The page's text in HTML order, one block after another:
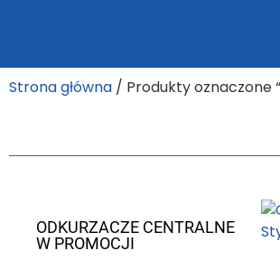
Strona główna / Produkty oznaczone
ODKURZACZE CENTRALNE
W PROMOCJI